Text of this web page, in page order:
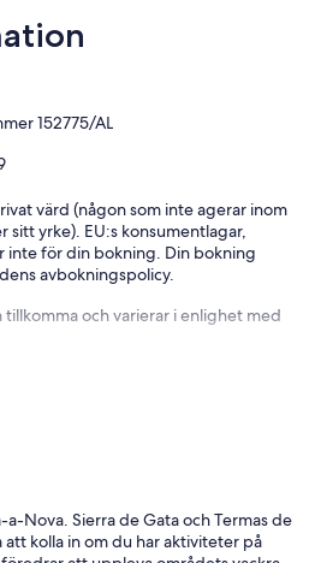
152775/AL
värd (någon som inte agerar inom
sitt yrke). EU:s konsumentlagar,
inte för din bokning. Din bokning
avbokningspolicy.
och varierar i enlighet med
Nova. Sierra de Gata och Termas de
kolla in om du har aktiviteter på